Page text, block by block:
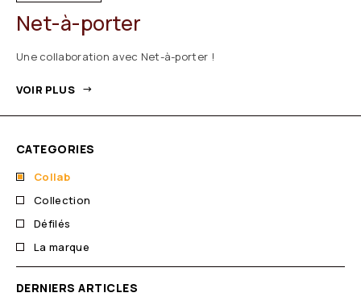
Net-à-porter
Une collaboration avec Net-à-porter !
VOIR PLUS
CATEGORIES
Collab
Collection
Défilés
La marque
DERNIERS ARTICLES